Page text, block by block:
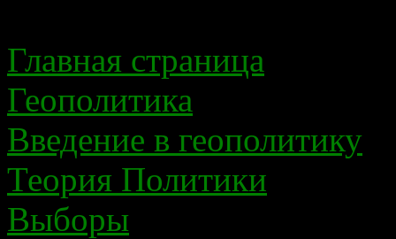
Главная страница
Геополитика
Введение в геополитику
Теория Политики
Выборы